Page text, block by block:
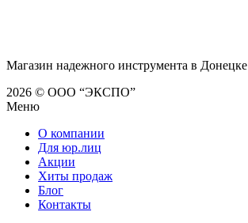
Магазин надежного инструмента в Донецке
2026 © ООО “ЭКСПО”
Меню
О компании
Для юр.лиц
Акции
Хиты продаж
Блог
Контакты